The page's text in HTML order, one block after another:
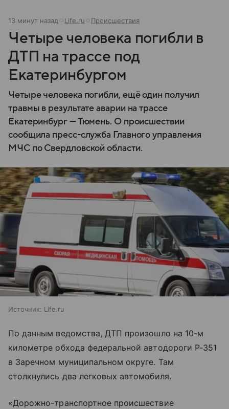
13 минут назад Life.ru Происшествия
Четыре человека погибли в
ДТП на трассе под
Екатеринбургом
Четыре человека погибли, ещё один получил
травмы в результате аварии на трассе
Екатеринбург — Тюмень. О происшествии
сообщила пресс-служба Главного управления
МЧС по Свердловской области.
Источник: Life.ru
По данным ведомства, ДТП произошло на 10-м
километре обхода федеральной автодороги Р-351
в Заречном муниципальном округе. Там
столкнулись два легковых автомобиля.
«Дорожно-транспортное происшествие